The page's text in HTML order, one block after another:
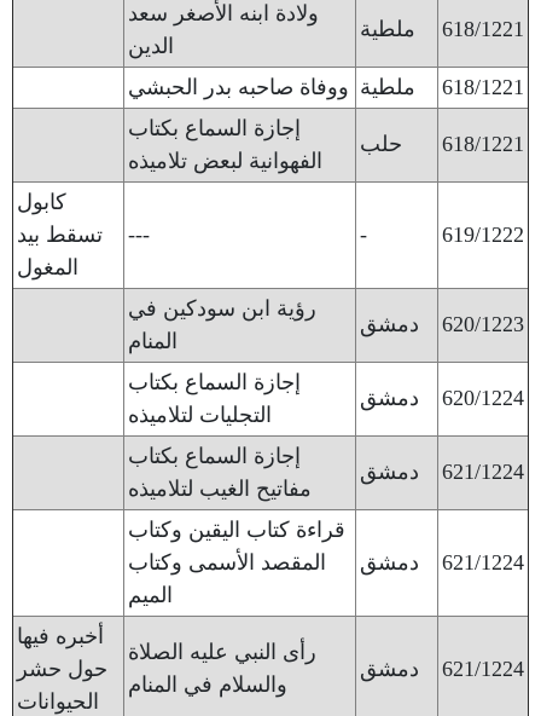
618/1221 ملطية
ولادة ابنه الأصغر سعد
الدين
618/1221
ملطية ووفاة صاحبه بدر الحبشي
618/1221 حلب
إجازة السماع بكتاب
الفهوانية لبعض تلاميذه
619/1222
-
---
كابول
تسقط بيد
المغول
620/1223 دمشق
رؤية ابن سودكين في
المنام
620/1224 دمشق
إجازة السماع بكتاب
التجليات لتلاميذه
621/1224 دمشق
إجازة السماع بكتاب
مفاتيح الغيب لتلاميذه
621/1224 دمشق
قراءة كتاب اليقين وكتاب
المقصد الأسمى وكتاب
الميم
621/1224 دمشق
رأى النبي عليه الصلاة
والسلام في المنام
أخبره فيها
حول حشر
الحيوانات